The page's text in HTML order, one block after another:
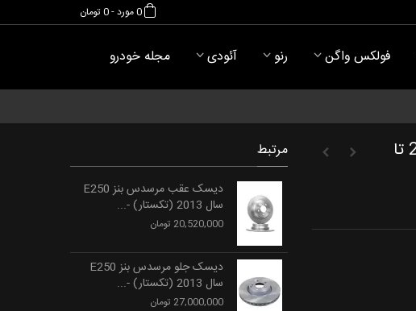
0مورد-0 تومان
فولکس واگن رنو آئودی مجله خودرو
سیم لنت جلو بی ام و 320i سال های 2011 تا مرتبط
دیسک عقب مرسدس بنز E250
سال 2013 (تکستار) -...
20,520,000 تومان
دیسک جلو مرسدس بنز E250
سال 2013 (تکستار) -...
27,000,000 تومان